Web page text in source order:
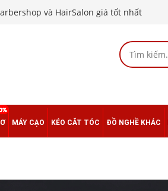
và HairSalon giá tốt nhất
MÁY CẠO KÉO CẮT TÓC ĐỒ NGHỀ KHÁC